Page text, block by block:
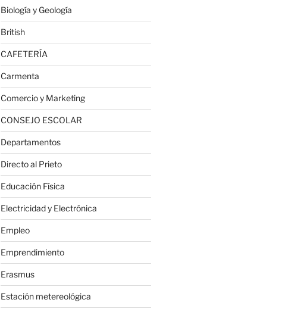
Biología y Geología
British
CAFETERÍA
Carmenta
Comercio y Marketing
CONSEJO ESCOLAR
Departamentos
Directo al Prieto
Educación Física
Electricidad y Electrónica
Empleo
Emprendimiento
Erasmus
Estación metereológica